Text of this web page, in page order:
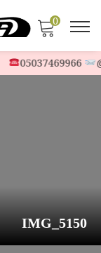
0
05037469966
IMG_5150